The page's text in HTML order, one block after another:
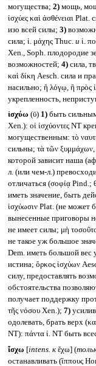
могущества; 2)мощь,
ἰσχύες καὶ ἀσθένειαι
изо всей силы; 3)
сила; ἰ. μάχης Thuc. и ἰ.
Xen., Soph. плодородие
возможностей; 4)сила,
καὶ δίκη Aesch. сила и
насильно; ἢ λόγῳ, ἢ πρὸς
укрепленность,
ἰσχύω (ῡ) 1)быть сильным,
Xen.): οἱ ἰσχύοντες NT
могущественным: τὸ
сильны; τὰ τῶν
которой зависит наша
л. (или чем-л.)
отличаться (σοφίᾳ Pind.;
иметь значение, быть
ἰσχύωσιν Plat. (не может
вынесенные приговоры
не имеет силы; μὴ
не такое уж большое
Dem. иметь большой вес
истина; ὅρκος ἰσχύων
силу, предоставлять
обстоятельства
получает поддержку
τῆς νόσου Xen.); 7)
одолевать, брать верх
NT): πάντα ἰ. NT быть
ἴσχω [intens. кἔχω] (
останавливать (ἵππους